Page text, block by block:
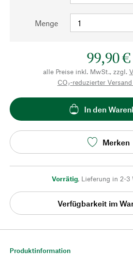
Menge
99,90 €
alle Preise inkl. MwSt., zzgl.
CO₂-reduzierter
In den
Merken
Vorrätig, Lieferung in 2-3
Verfügbarkeit im
Produktinformation